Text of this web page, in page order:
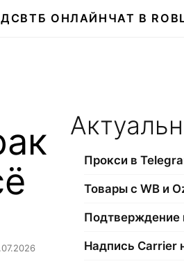
ВТБ ОНЛАЙН ЧАТ В
Прокси в
Товары с WB и
Надпись Carrier